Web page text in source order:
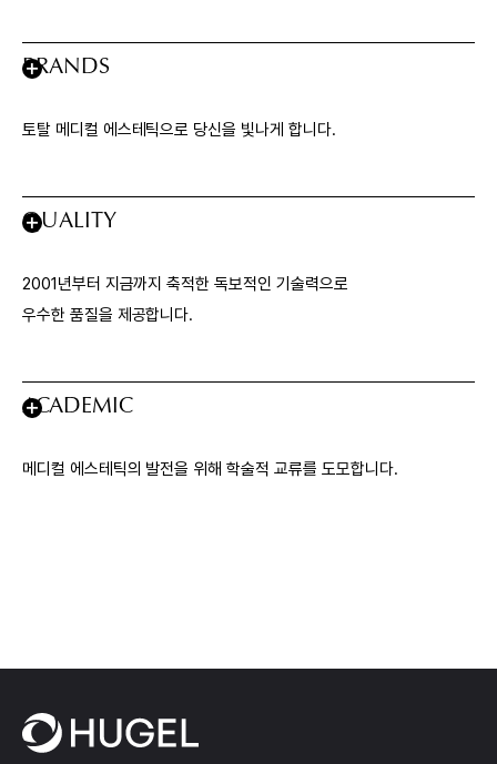
BRANDS
토탈 메디컬 에스테틱으로 당신을 빛나게 합니다.
QUALITY
2001년부터 지금까지 축적한 독보적인 기술력으로
우수한 품질을 제공합니다.
ACADEMIC
메디컬 에스테틱의 발전을 위해 학술적 교류를 도모합니다.